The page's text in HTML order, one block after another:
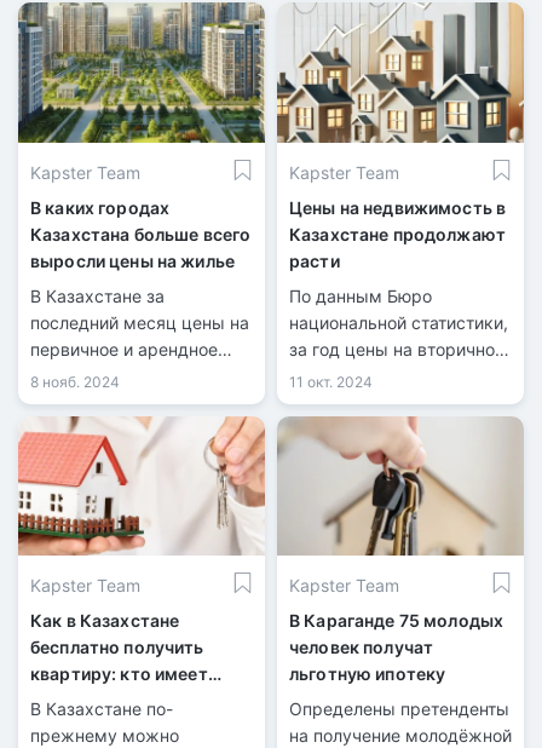
Дня Независимости.
детей-сирот и тех, кто
остался без попечения
родителей, а также для
социально уязвимых
групп населения.
Kapster Team
В каких городах
Казахстана больше всего
выросли цены на жилье
В Казахстане за
последний месяц цены на
первичное и арендное
жилье выросли на 0,6%,
тогда как стоимость
«вторички» снизилась на
0,4%.
8 нояб. 2024
Kapster Team
Цены на недвижимость в
Казахстане продолжают
расти
По данным Бюро
национальной статистики,
за год цены на вторичном
рынке жилья выросли на
5%, на первичном рынке –
на 2%, а арендная плата
увеличились на 8,4%.
11 окт. 2024
Kapster Team
Как в Казахстане
бесплатно получить
квартиру: кто имеет
право и на каких
условиях
В Казахстане по-
прежнему можно
Kapster Team
В Караганде 75 молодых
человек получат
льготную ипотеку
Определены претенденты
на получение молодёжной